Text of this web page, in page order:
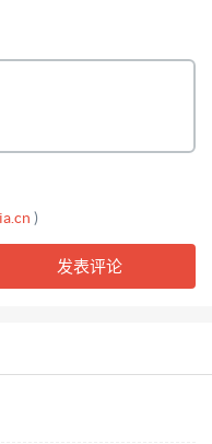
)